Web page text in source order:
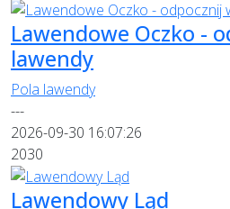
Lawendowe Oczko -
lawendy
Pola lawendy
---
2026-09-30 16:07:26
2030
Lawendowy Ląd